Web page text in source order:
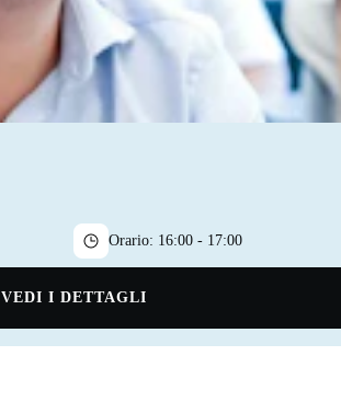
Orario: 16:00 - 17:00
VEDI I DETTAGLI